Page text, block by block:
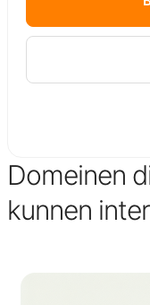
Domeinen
kunnen